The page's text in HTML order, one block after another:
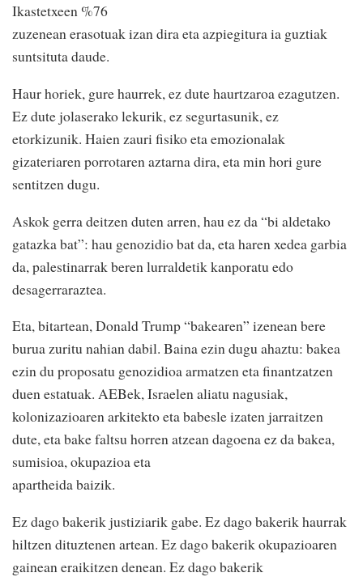
Ikastetxeen %76
zuzenean erasotuak izan dira eta azpiegitura ia guztiak
suntsituta daude.
Haur horiek, gure haurrek, ez dute haurtzaroa ezagutzen.
Ez dute jolaserako lekurik, ez segurtasunik, ez
etorkizunik. Haien zauri fisiko eta emozionalak
gizateriaren porrotaren aztarna dira, eta min hori gure
sentitzen dugu.
Askok gerra deitzen duten arren, hau ez da “bi aldetako
gatazka bat”: hau genozidio bat da, eta haren xedea garbia
da, palestinarrak beren lurraldetik kanporatu edo
desagerraraztea.
Eta, bitartean, Donald Trump “bakearen” izenean bere
burua zuritu nahian dabil. Baina ezin dugu ahaztu: bakea
ezin du proposatu genozidioa armatzen eta finantzatzen
duen estatuak. AEBek, Israelen aliatu nagusiak,
kolonizazioaren arkitekto eta babesle izaten jarraitzen
dute, eta bake faltsu horren atzean dagoena ez da bakea,
sumisioa, okupazioa eta
apartheida baizik.
Ez dago bakerik justiziarik gabe. Ez dago bakerik haurrak
hiltzen dituztenen artean. Ez dago bakerik okupazioaren
gainean eraikitzen denean. Ez dago bakerik